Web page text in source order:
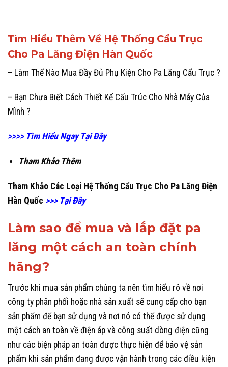
Tìm Hiểu Thêm Về Hệ Thống Cẩu Trục
Cho Pa Lăng Điện Hàn Quốc
– Làm Thế Nào Mua Đầy Đủ Phụ Kiện Cho Pa Lăng Cẩu Trục ?
– Bạn Chưa Biết Cách Thiết Kế Cấu Trúc Cho Nhà Máy Của
Mình ?
>>>> Tìm Hiểu Ngay Tại Đây
Tham Khảo Thêm
Tham Khảo Các Loại Hệ Thống Cẩu Trục Cho Pa Lăng Điện
Hàn Quốc >>> Tại Đây
Làm sao để mua và lắp đặt pa
lăng một cách an toàn chính
hãng?
Trước khi mua sản phẩm chúng ta nên tìm hiểu rõ về nơi
công ty phân phối hoặc nhà sản xuất sẽ cung cấp cho bạn
sản phẩm để bạn sử dụng và nơi nó có thể được sử dụng
một cách an toàn về điện áp và công suất dòng điện cũng
như các biện pháp an toàn được thực hiện để bảo vệ sản
phẩm khi sản phẩm đang được vận hành trong các điều kiện